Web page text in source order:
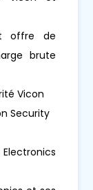
offre de
brute
Vicon
Security